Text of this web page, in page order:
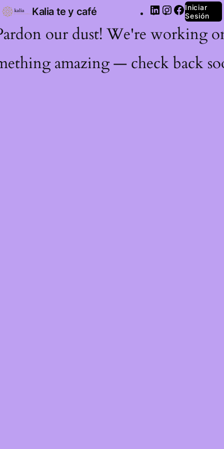
Kalia te y café
Iniciar
Sesión
our dust! We're working
amazing — check back